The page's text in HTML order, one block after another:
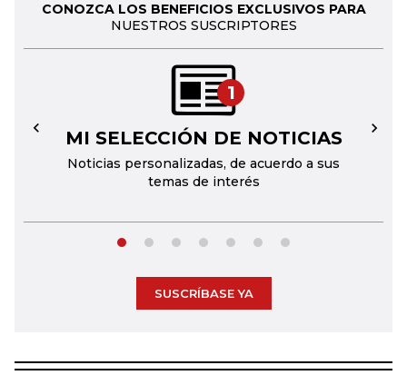
CONOZCA LOS BENEFICIOS EXCLUSIVOS PARA
NUESTROS SUSCRIPTORES
1
MI SELECCIÓN DE NOTICIAS
Noticias personalizadas, de acuerdo a sus
temas de interés
← →
SUSCRÍBASE YA